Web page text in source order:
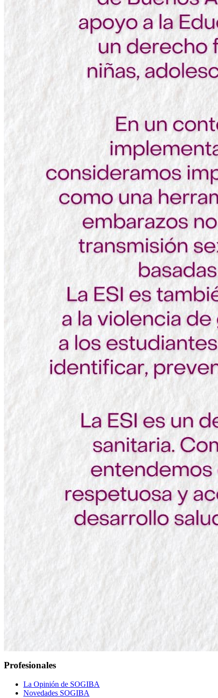
Profesionales
La Opinión de SOGIBA
Novedades SOGIBA